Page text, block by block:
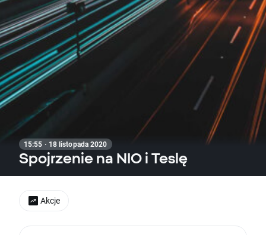
15:55 · 18 listopada 2020
Spojrzenie na NIO i Teslę
Akcje